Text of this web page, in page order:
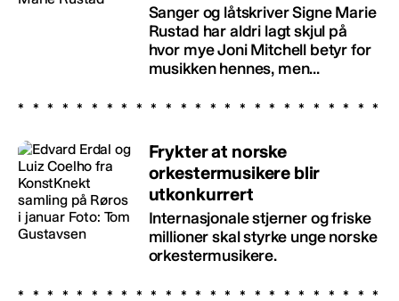
Sanger og låtskriver Signe Marie
Rustad har aldri lagt skjul på
hvor mye Joni Mitchell betyr for
musikken hennes, men...
Frykter at norske
orkestermusikere blir
utkonkurrert
Internasjonale stjerner og friske
millioner skal styrke unge norske
orkestermusikere.